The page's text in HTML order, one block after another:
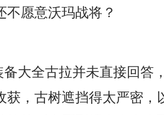
不愿意沃玛战将？
大全古拉并未直接回答
获，古树遮挡得太严密，